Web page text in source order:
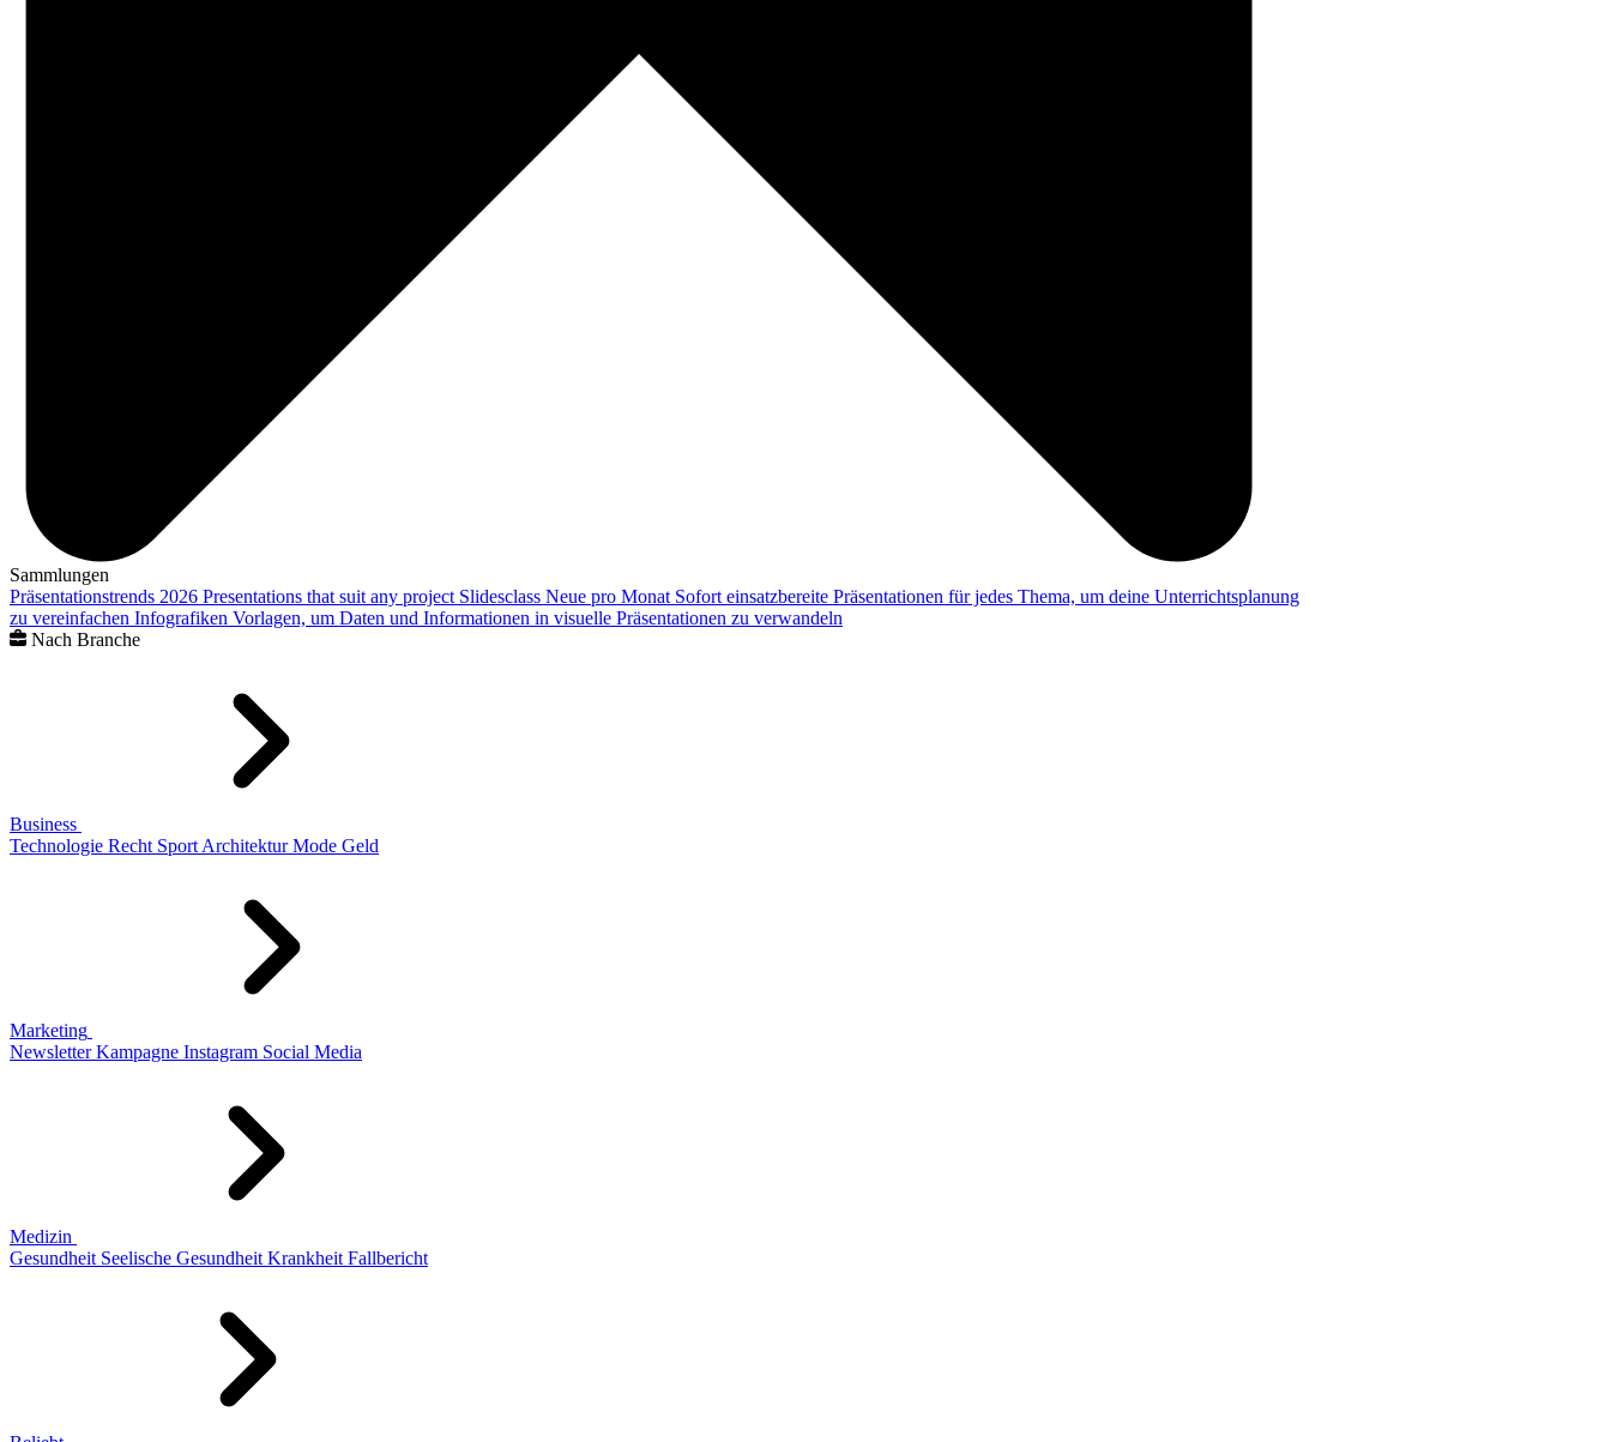
Sammlungen
Präsentationstrends 2026 Presentations that suit any project Slidesclass Neue pro Monat Sofort einsatzbereite Präsentationen für jedes Thema, um deine Unterrichtsplanung
zu vereinfachen Infografiken Vorlagen, um Daten und Informationen in visuelle Präsentationen zu verwandeln
Nach Branche
Business
Technologie Recht Sport Architektur Mode Geld
Marketing
Newsletter Kampagne Instagram Social Media
Medizin
Gesundheit Seelische Gesundheit Krankheit Fallbericht